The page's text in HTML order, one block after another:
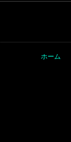
ホーム